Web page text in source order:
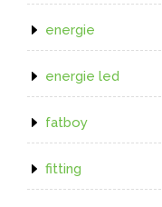
energie
energie led
fatboy
fitting